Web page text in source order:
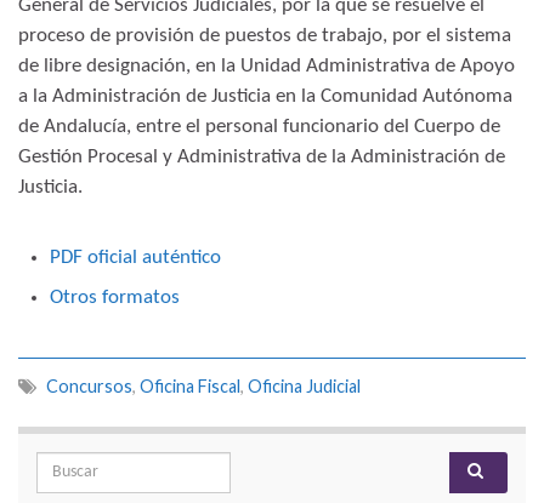
General de Servicios Judiciales, por la que se resuelve el
proceso de provisión de puestos de trabajo, por el sistema
de libre designación, en la Unidad Administrativa de Apoyo
a la Administración de Justicia en la Comunidad Autónoma
de Andalucía, entre el personal funcionario del Cuerpo de
Gestión Procesal y Administrativa de la Administración de
Justicia.
PDF oficial auténtico
Otros formatos
Concursos, Oficina Fiscal, Oficina Judicial
Search for: